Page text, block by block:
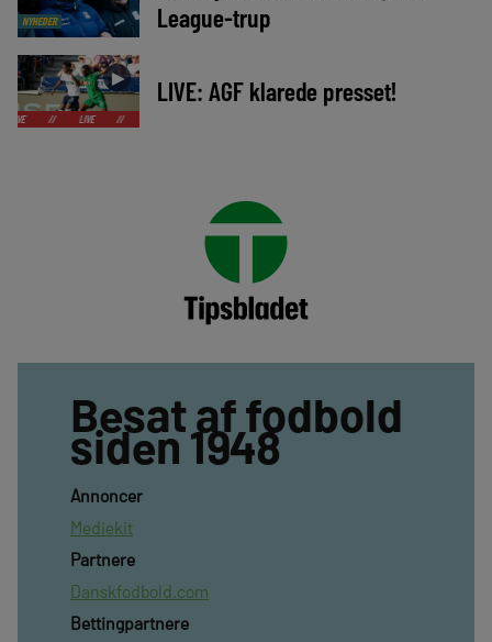
NYHEDER
League-trup
►
LIVE // LIVE //
LIVE: AGF klarede presset!
Besat af fodbold
siden 1948
Annoncer
Mediekit
Partnere
Danskfodbold.com
Bettingpartnere